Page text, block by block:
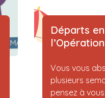
Départs
Vous vous
plusieurs
pensez à